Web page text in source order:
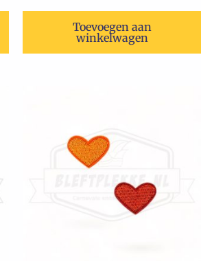
Toevoegen aan
winkelwagen